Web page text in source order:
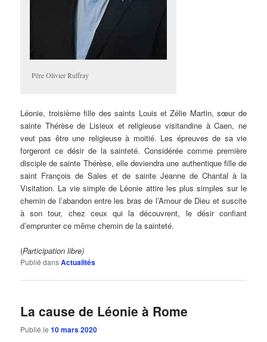
Père Olivier Ruffray
Léonie, troisième fille des saints Louis et Zélie Martin, sœur de
sainte Thérèse de Lisieux et religieuse visitandine à Caen, ne
veut pas être une religieuse à moitié. Les épreuves de sa vie
forgeront ce désir de la sainteté. Considérée comme première
disciple de sainte Thérèse, elle deviendra une authentique fille de
saint François de Sales et de sainte Jeanne de Chantal à la
Visitation. La vie simple de Léonie attire les plus simples sur le
chemin de l’abandon entre les bras de l’Amour de Dieu et suscite
à son tour, chez ceux qui la découvrent, le désir confiant
d’emprunter ce même chemin de la sainteté.
(Participation libre)
Publié dansActualités
La cause de Léonie à Rome
Publié le10 mars 2020